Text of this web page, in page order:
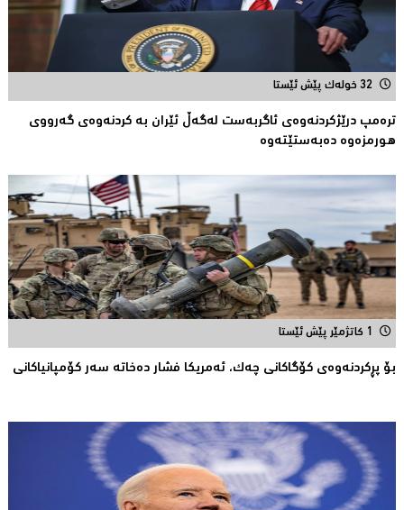
32 خولەک پێش ئێستا
ترەمپ درێژكردنەوەی ئاگربەست لەگەڵ ئێران بە كردنەوەی گەرووی
هورمزەوە دەبەستێتەوە
1 کاتژمێر پێش ئێستا
بۆ پڕكردنەوەی كۆگاكانی چەك، ئەمریکا فشار دەخاتە سەر كۆمپانیاكانى